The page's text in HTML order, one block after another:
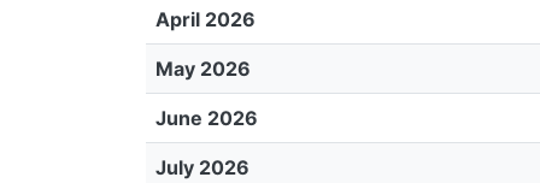
April 2026
May 2026
June 2026
July 2026